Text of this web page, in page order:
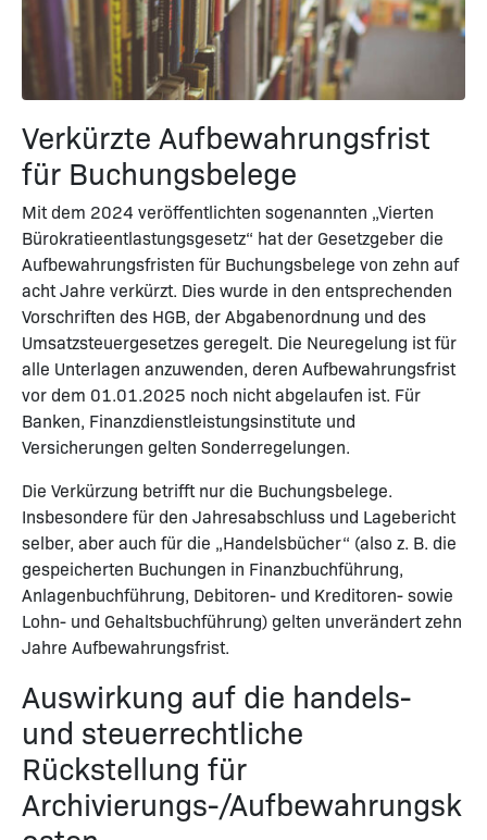
Verkürzte Aufbewahrungsfrist
für Buchungsbelege
Mit dem 2024 veröffentlichten sogenannten „Vierten
Bürokratieentlastungsgesetz“ hat der Gesetzgeber die
Aufbewahrungsfristen für Buchungsbelege von zehn auf
acht Jahre verkürzt. Dies wurde in den entsprechenden
Vorschriften des HGB, der Abgabenordnung und des
Umsatzsteuergesetzes geregelt. Die Neuregelung ist für
alle Unterlagen anzuwenden, deren Aufbewahrungsfrist
vor dem 01.01.2025 noch nicht abgelaufen ist. Für
Banken, Finanzdienstleistungsinstitute und
Versicherungen gelten Sonderregelungen.
Die Verkürzung betrifft nur die Buchungsbelege.
Insbesondere für den Jahresabschluss und Lagebericht
selber, aber auch für die „Handelsbücher“ (also z. B. die
gespeicherten Buchungen in Finanzbuchführung,
Anlagenbuchführung, Debitoren- und Kreditoren- sowie
Lohn- und Gehaltsbuchführung) gelten unverändert zehn
Jahre Aufbewahrungsfrist.
Auswirkung auf die handels-
und steuerrechtliche
Rückstellung für
Archivierungs-/Aufbewahrungsk